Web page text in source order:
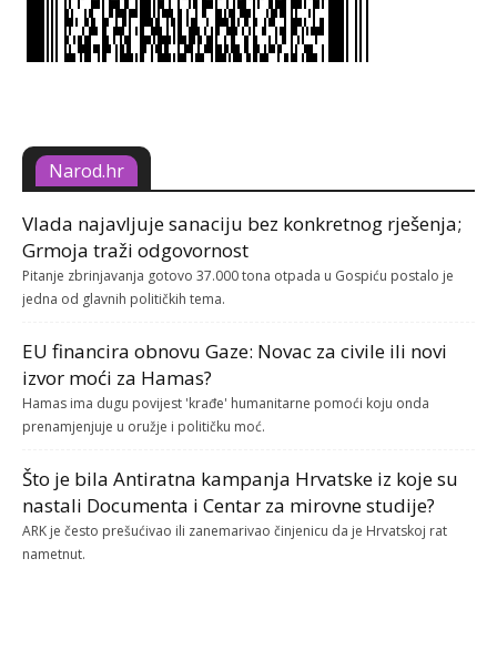
Narod.hr
Vlada najavljuje sanaciju bez konkretnog rješenja;
Grmoja traži odgovornost
Pitanje zbrinjavanja gotovo 37.000 tona otpada u Gospiću postalo je
jedna od glavnih političkih tema.
EU financira obnovu Gaze: Novac za civile ili novi
izvor moći za Hamas?
Hamas ima dugu povijest 'krađe' humanitarne pomoći koju onda
prenamjenjuje u oružje i političku moć.
Što je bila Antiratna kampanja Hrvatske iz koje su
nastali Documenta i Centar za mirovne studije?
ARK je često prešućivao ili zanemarivao činjenicu da je Hrvatskoj rat
nametnut.